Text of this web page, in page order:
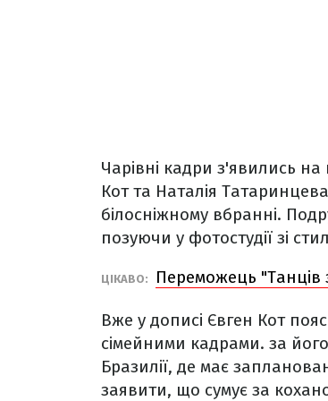
Чарівні кадри з'явились на
Кот та Наталія
білосніжному вбранні.
позуючи у фотостудії зі
ЦІКАВО: Переможець "Танців
Вже у дописі Євген Кот
сімейними кадрами. за
Бразилії, де має
заявити, що сумує за